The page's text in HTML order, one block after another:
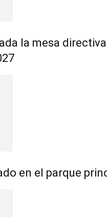
la mesa
en el parque